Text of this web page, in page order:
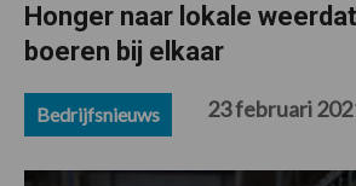
Honger naar lokale
boeren bij elkaar
Bedrijfsnieuws 23 februari